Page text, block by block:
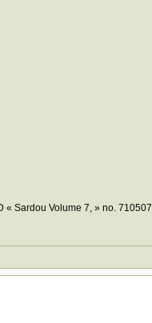
Sardou Volume 7, » no.